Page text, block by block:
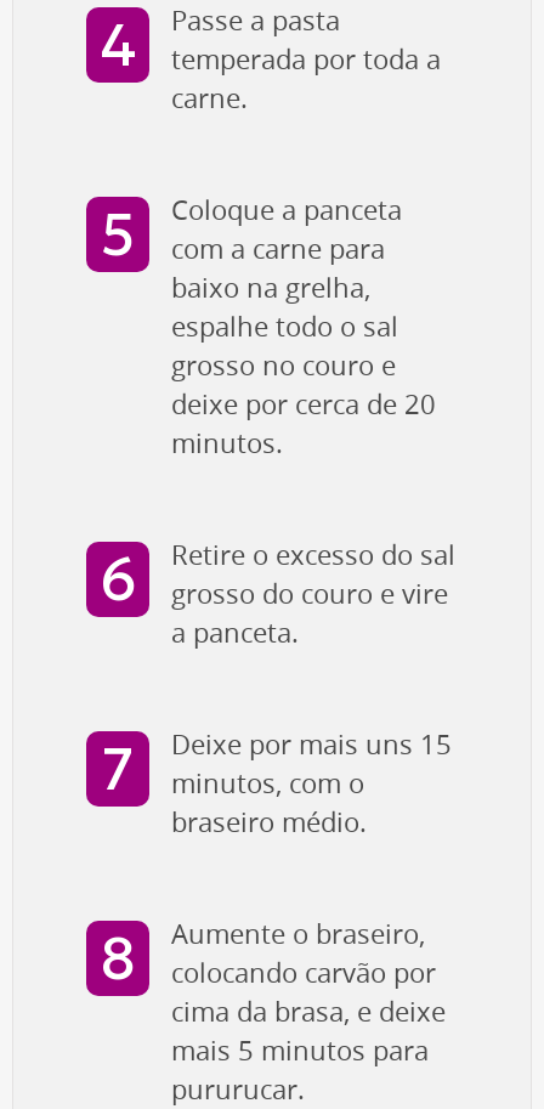
Passe a pasta
temperada por toda a
carne.
Coloque a panceta
com a carne para
baixo na grelha,
espalhe todo o sal
grosso no couro e
deixe por cerca de 20
minutos.
Retire o excesso do sal
grosso do couro e vire
a panceta.
Deixe por mais uns 15
minutos, com o
braseiro médio.
Aumente o braseiro,
colocando carvão por
cima da brasa, e deixe
mais 5 minutos para
pururucar.